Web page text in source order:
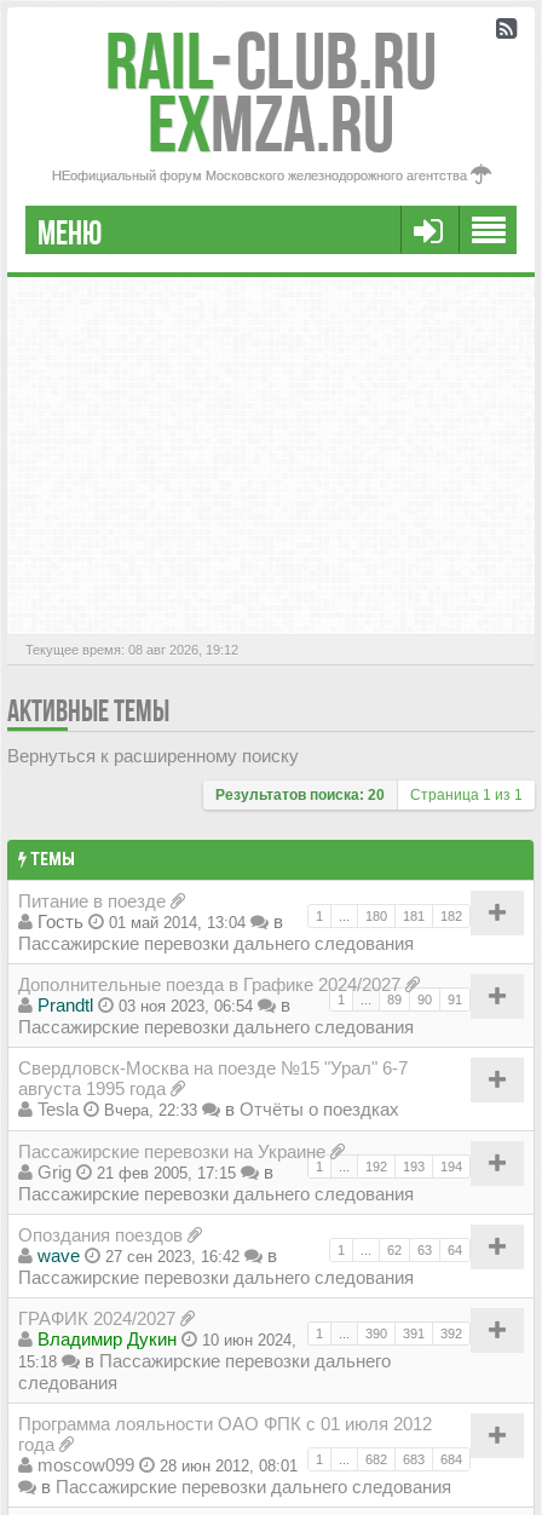
Rail-Club.RU
exMZA.RU
НЕофициальный форум Московского железнодорожного агентства
МЕНЮ
РЕГИСТРАЦИЯ
Текущее время: 08 авг 2026, 19:12
АКТИВНЫЕ ТЕМЫ
Вернуться к расширенному поиску
Результатов поиска: 20 Страница 1 из 1
ТЕМЫ
Питание в поезде
1 180 181 182
Гость 01 май 2014, 13:04
в
Пассажирские перевозки дальнего следования
Дополнительные поезда в Графике 2024/2027
1 89 90 91
Prandtl 03 ноя 2023, 06:54
в
Пассажирские перевозки дальнего следования
Свердловск-Москва на поезде №15 "Урал" 6-7
августа 1995 года
Tesla
Вчера, 22:33 в Отчёты о поездках
Пассажирские перевозки на Украине
1 192 193 194
Grig 21 фев 2005, 17:15
в
Пассажирские перевозки дальнего следования
Опоздания поездов
1 62 63 64
wave 27 сен 2023, 16:42
в
Пассажирские перевозки дальнего следования
ГРАФИК 2024/2027
1 390 391 392
Владимир Дукин
10 июн 2024,
15:18
в Пассажирские перевозки дальнего
следования
Программа лояльности ОАО ФПК с 01 июля 2012
года
1 682 683 684
moscow099 28 июн 2012, 08:01
в Пассажирские перевозки дальнего следования